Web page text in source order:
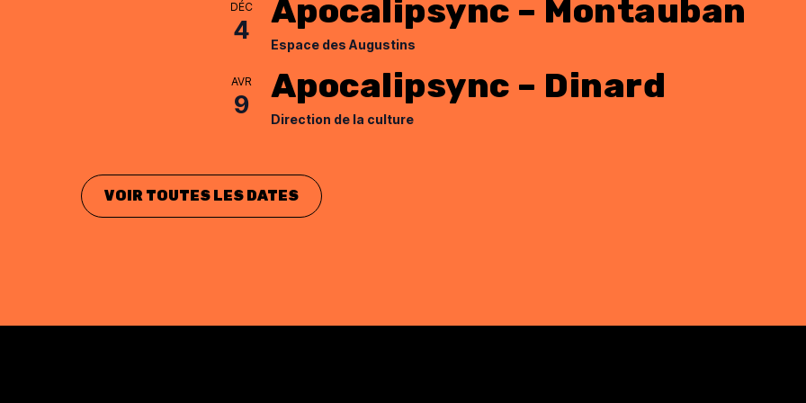
DÉC
4 Apocalipsync – Montauban
Espace des Augustins
AVR
9 Apocalipsync – Dinard
Direction de la culture
VOIR TOUTES LES DATES